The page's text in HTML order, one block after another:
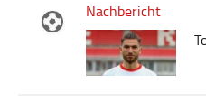
Nachbericht